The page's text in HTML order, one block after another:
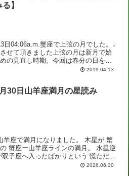
】
日04:06a.m.蟹座で上弦の月でした。↓
せて頂きました上弦の月は新月で始
の見直し時期。今回は春分の日を過
2019.04.13
30日山羊座満月の星読み
羊座で満月になりました。 木星が 蟹
蟹座ー山羊座ラインの満月。 水星逆
子座へ入ったばかりという 慌ただし
2026.06.30